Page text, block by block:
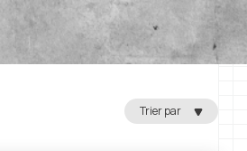
Trier par